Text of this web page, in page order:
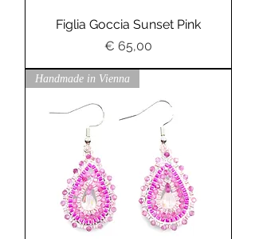
Figlia Goccia Sunset Pink
Preis
€ 65,00
Handmade in Vienna